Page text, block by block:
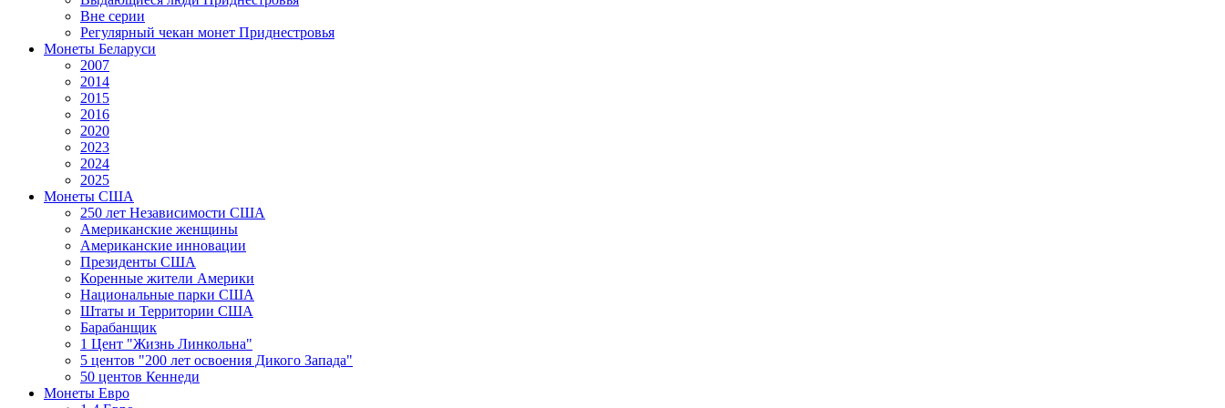
Вне серии
Регулярный чекан монет Приднестровья
Монеты Беларуси
2007
2014
2015
2016
2020
2023
2024
2025
Монеты США
250 лет Независимости США
Американские женщины
Американские инновации
Президенты США
Коренные жители Америки
Национальные парки США
Штаты и Территории США
Барабанщик
1 Цент "Жизнь Линкольна"
5 центов "200 лет освоения Дикого Запада"
50 центов Кеннеди
Монеты Евро